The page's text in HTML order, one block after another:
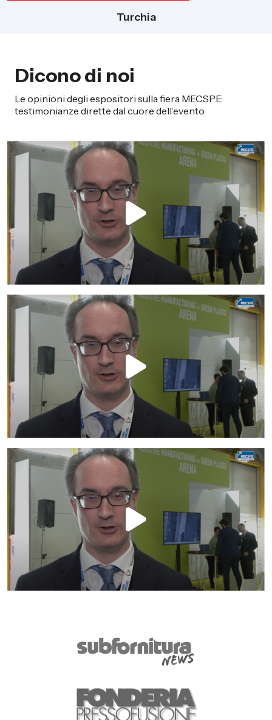
Turchia
Dicono di noi
Le opinioni degli espositori sulla fiera MECSPE:
testimonianze dirette dal cuore dell’evento